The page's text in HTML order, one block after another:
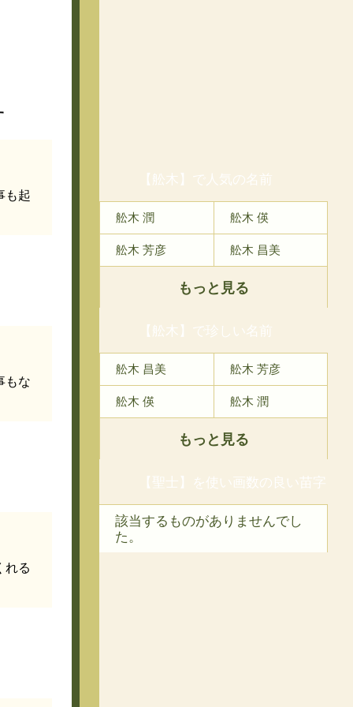
も起
もな
れる
【舩木】で人気の名前
舩木 潤 舩木 偀
舩木 芳彦 舩木 昌美
もっと見る
【舩木】で珍しい名前
舩木 昌美 舩木 芳彦
舩木 偀 舩木 潤
もっと見る
【聖士】を使い画数の良い苗字
該当するものがありませんでし
た。